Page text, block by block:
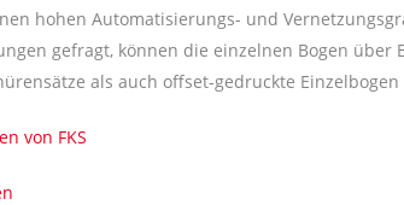
hohen Automatisierungs- und
gefragt, können die einzelnen Bogen
als auch offset-gedruckte
von FKS